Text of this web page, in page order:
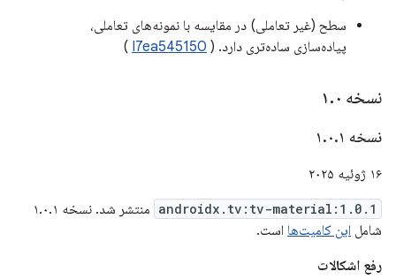
سطح (غیر تعاملی) در مقایسه با نمونه‌های تعاملی،
پیاده‌سازی ساده‌تری دارد. ( I7ea545150
)
نسخه ۱ .۰
نسخه ۱ .۰.۱
۱۶ ژوئیه ۲۰۲۵
androidx.tv:tv-material:1.0.1
منتشر شد. نسخه ۱.۰.۱
شامل این کامیت‌ها است.
رفع اشکالات